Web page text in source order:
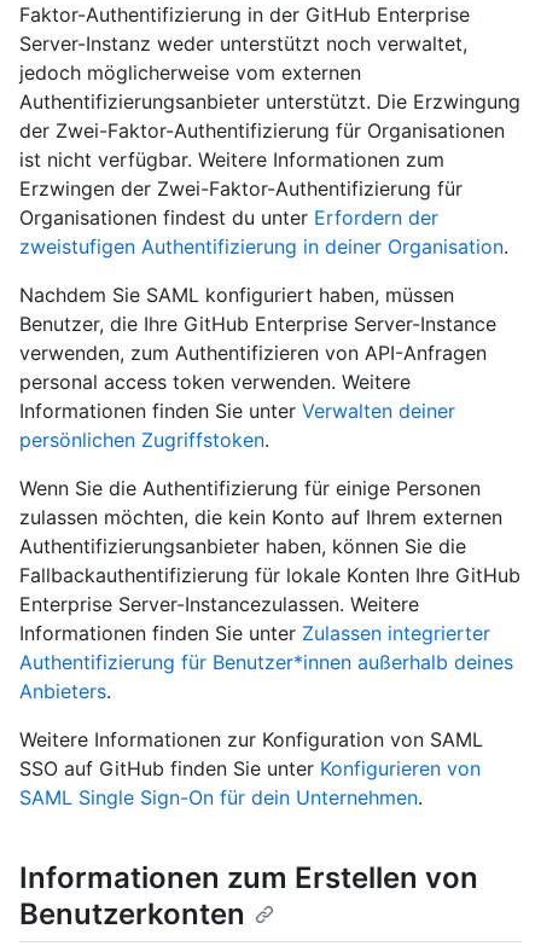
Faktor-Authentifizierung in der GitHub Enterprise
Server-Instanz weder unterstützt noch verwaltet,
jedoch möglicherweise vom externen
Authentifizierungsanbieter unterstützt. Die Erzwingung
der Zwei-Faktor-Authentifizierung für Organisationen
ist nicht verfügbar. Weitere Informationen zum
Erzwingen der Zwei-Faktor-Authentifizierung für
Organisationen findest du unter Erfordern der
zweistufigen Authentifizierung in deiner Organisation.
Nachdem Sie SAML konfiguriert haben, müssen
Benutzer, die Ihre GitHub Enterprise Server-Instance
verwenden, zum Authentifizieren von API-Anfragen
personal access token verwenden. Weitere
Informationen finden Sie unter Verwalten deiner
persönlichen Zugriffstoken.
Wenn Sie die Authentifizierung für einige Personen
zulassen möchten, die kein Konto auf Ihrem externen
Authentifizierungsanbieter haben, können Sie die
Fallbackauthentifizierung für lokale Konten Ihre GitHub
Enterprise Server-Instancezulassen. Weitere
Informationen finden Sie unter Zulassen integrierter
Authentifizierung für Benutzer*innen außerhalb deines
Anbieters.
Weitere Informationen zur Konfiguration von SAML
SSO auf GitHub finden Sie unter Konfigurieren von
SAML Single Sign-On für dein Unternehmen.
Informationen zum Erstellen von
Benutzerkonten